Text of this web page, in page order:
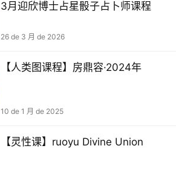
3月迎欣博士占星骰子占卜师课程
26 de 3 月 de 2026
【人类图课程】房鼎容·2024年
10 de 1 月 de 2025
【灵性课】ruoyu Divine Union‬